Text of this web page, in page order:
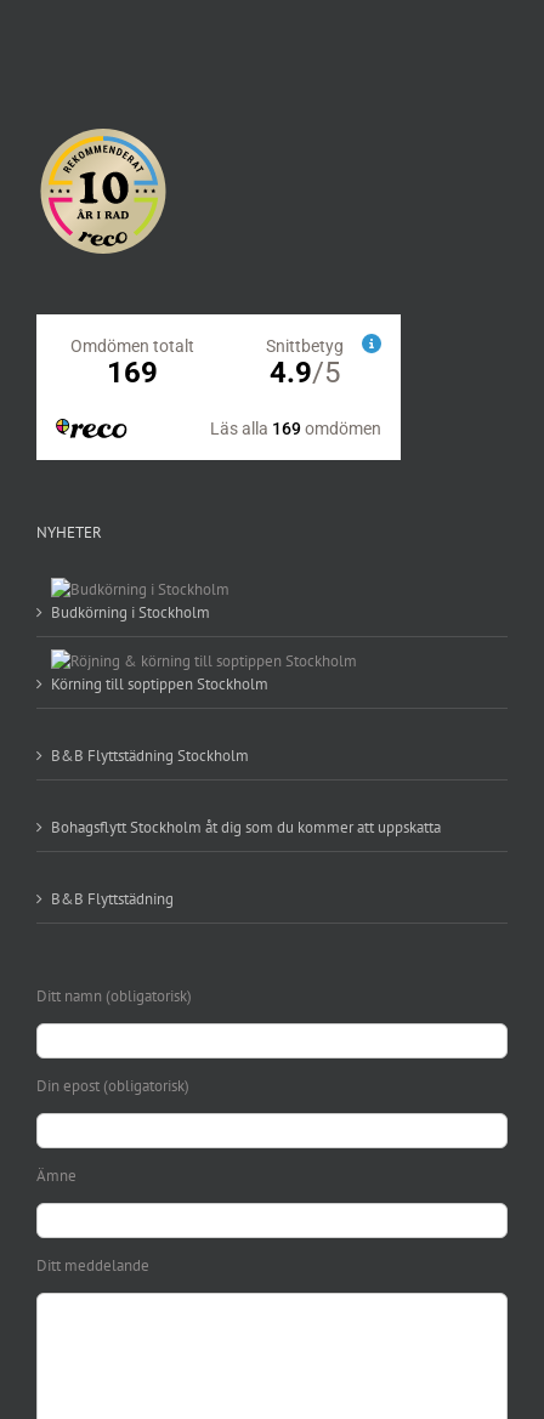
NYHETER
Budkörning i Stockholm
Körning till soptippen Stockholm
B&B Flyttstädning Stockholm
Bohagsflytt Stockholm åt dig som du kommer att uppskatta
B&B Flyttstädning
Ditt namn (obligatorisk)
Din epost (obligatorisk)
Ämne
Ditt meddelande